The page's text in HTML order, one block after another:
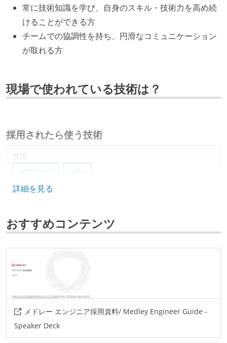
常に技術知識を学び、自身のスキル・技術力を高め続
けることができる方
チームでの協調性を持ち、円滑なコミュニケーション
が取れる方
現場で使われている技術は？
採用されたら使う技術
言語
typescript
ruby
フレームワーク
データベース
mongodb
プロジェクト管理
情報共有ツール
confluence
詳細を見る
おすすめコンテンツ
メドレー エンジニア採用資料/ Medley Engineer Guide -
Speaker Deck